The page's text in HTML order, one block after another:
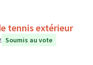
tennis extérieur
Soumis au vote